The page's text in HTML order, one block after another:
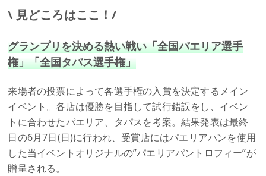
\ 見どころはここ！/
グランプリを決める熱い戦い「全国パエリア選手
権」「全国タパス選手権」
来場者の投票によって各選手権の入賞を決定するメイン
イベント。各店は優勝を目指して試行錯誤をし、イベン
トに合わせたパエリア、タパスを考案。結果発表は最終
日の6月7日(日)に行われ、受賞店にはパエリアパンを使用
した当イベントオリジナルの”パエリアパントロフィー”が
贈呈される。